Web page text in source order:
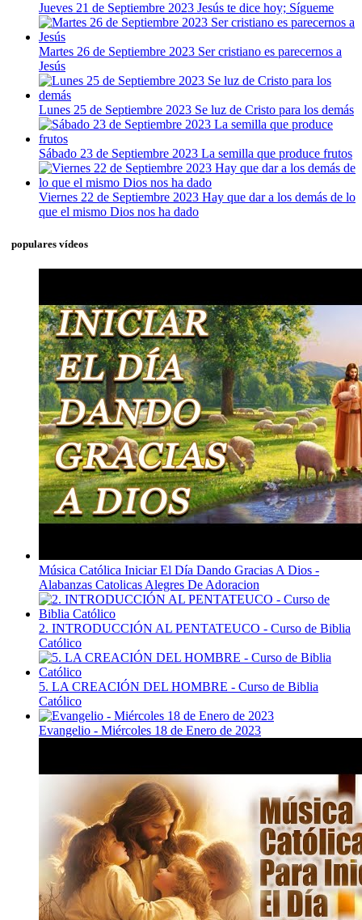
Jueves 21 de Septiembre 2023 Jesús te dice hoy; Sígueme
Martes 26 de Septiembre 2023 Ser cristiano es parecernos a
Jesús
Lunes 25 de Septiembre 2023 Se luz de Cristo para los demás
Sábado 23 de Septiembre 2023 La semilla que produce frutos
Viernes 22 de Septiembre 2023 Hay que dar a los demás de lo
que el mismo Dios nos ha dado
populares vídeos
Música Católica Iniciar El Día Dando Gracias A Dios -
Alabanzas Catolicas Alegres De Adoracion
2. INTRODUCCIÓN AL PENTATEUCO - Curso de Biblia
Católico
5. LA CREACIÓN DEL HOMBRE - Curso de Biblia
Católico
Evangelio - Miércoles 18 de Enero de 2023